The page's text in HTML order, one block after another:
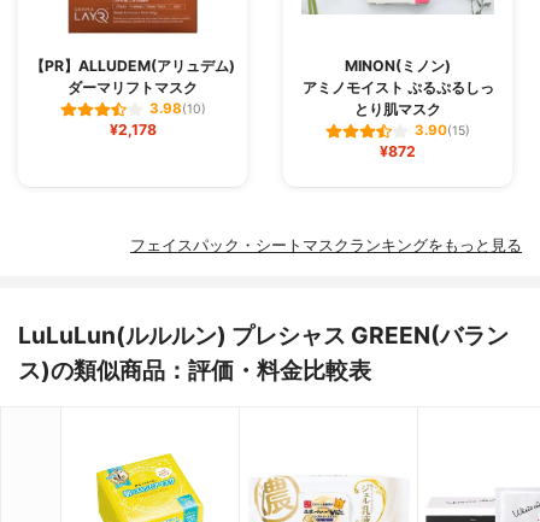
【PR】ALLUDEM(アリュデム)
ダーマリフトマスク
3.98(10)
¥2,178
MINON(ミノン)
アミノモイスト ぷるぷるしっ
とり肌マスク
3.90(15)
¥872
フェイスパック・シートマスクランキングをもっと見る
LuLuLun(ルルルン) プレシャス GREEN(バラン
ス)の類似商品：評価・料金比較表